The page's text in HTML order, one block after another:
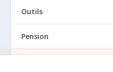
Outils
Pension